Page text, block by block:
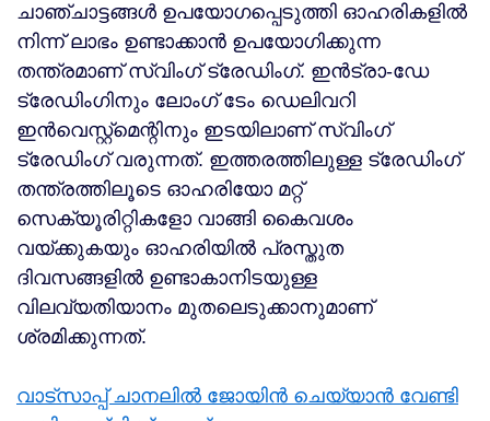
ചാഞ്ചാട്ടങ്ങള്‍ ഉപയോഗപ്പെടുത്തി ഓഹരികളില്‍
നിന്ന് ലാഭം ഉണ്ടാക്കാന്‍ ഉപയോഗിക്കുന്ന
തന്ത്രമാണ് സ്വിംഗ് ട്രേഡിംഗ്. ഇന്‍ട്രാ-ഡേ
ട്രേഡിംഗിനും ലോംഗ് ടേം ഡെലിവറി
ഇന്‍വെസ്റ്റ്‌മെന്റിനും ഇടയിലാണ് സ്വിംഗ്
ട്രേഡിംഗ് വരുന്നത്. ഇത്തരത്തിലുള്ള ട്രേഡിംഗ്
തന്ത്രത്തിലൂടെ ഓഹരിയോ മറ്റ്
സെക്യൂരിറ്റികളോ വാങ്ങി കൈവശം
വയ്ക്കുകയും ഓഹരിയില്‍ പ്രസ്തുത
ദിവസങ്ങളില്‍ ഉണ്ടാകാനിടയുള്ള
വിലവ്യതിയാനം മുതലെടുക്കാനുമാണ്
ശ്രമിക്കുന്നത്.
വാട്സാപ്പ് ചാനലിൽ ജോയിൻ ചെയ്യാൻ വേണ്ടി